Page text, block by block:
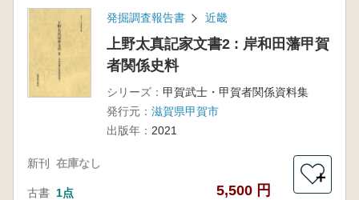
発掘調査報告書 近畿
上野太真記家文書2 : 岸和田藩甲賀
者関係史料
シリーズ： 甲賀武士・甲賀者関係資料集
発行元： 滋賀県甲賀市
出版年： 2021
新刊 在庫なし
古書 1点 5,500 円
＋